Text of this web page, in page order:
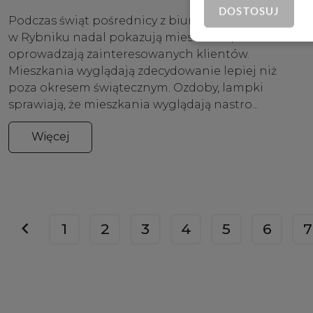
DOSTOSUJ
Podczas świąt pośrednicy z biura nieruchomości
w Rybniku nadal pokazują mieszkania,
oprowadzają zainteresowanych klientów.
Mieszkania wyglądają zdecydowanie lepiej niż
poza okresem świątecznym. Ozdoby, lampki
sprawiają, że mieszkania wyglądają nastro...
Więcej
prev
1 2 3 4 5 6 7